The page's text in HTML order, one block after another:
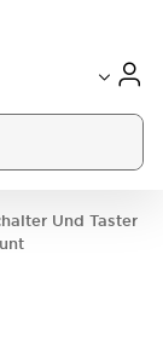
Und Taster